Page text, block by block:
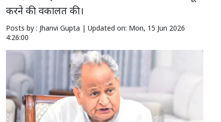
करने की वकालत की।
Posts by : Jhanvi Gupta | Updated on: Mon, 15 Jun 2026
4:26:00